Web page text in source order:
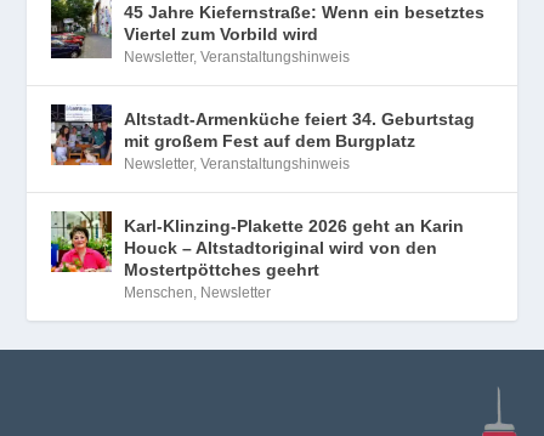
45 Jahre Kiefernstraße: Wenn ein besetztes
Viertel zum Vorbild wird
Newsletter,Veranstaltungshinweis
Altstadt-Armenküche feiert 34. Geburtstag
mit großem Fest auf dem Burgplatz
Newsletter,Veranstaltungshinweis
Karl-Klinzing-Plakette 2026 geht an Karin
Houck – Altstadtoriginal wird von den
Mostertpöttches geehrt
Menschen, Newsletter